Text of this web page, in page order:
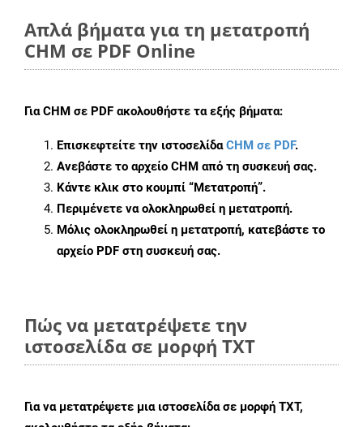
Απλά βήματα για τη μετατροπή
CHM σε PDF Online
ΓιαCHM σε PDF ακολουθήστε τα εξής βήματα:
Επισκεφτείτε την ιστοσελίδαCHM σε PDF.
Ανεβάστε το αρχείο CHM από τη συσκευή σας.
Κάντε κλικ στο κουμπί “Μετατροπή”.
Περιμένετε να ολοκληρωθεί η μετατροπή.
Μόλις ολοκληρωθεί η μετατροπή, κατεβάστε το
αρχείο PDF στη συσκευή σας.
Πώς να μετατρέψετε την
ιστοσελίδα σε μορφή TXT
Για να μετατρέψετε μια ιστοσελίδα σε μορφή TXT,